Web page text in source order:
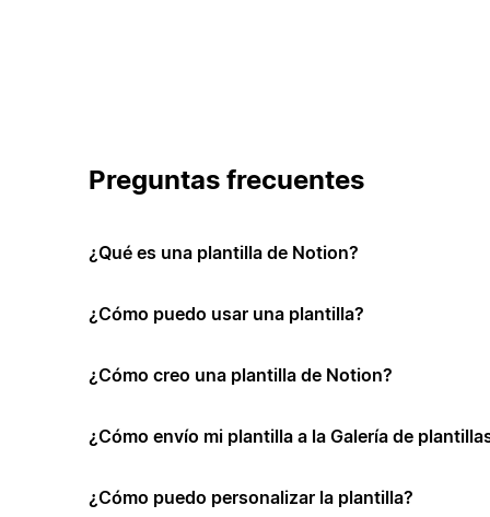
Preguntas frecuentes
¿Qué es una plantilla de Notion?
¿Cómo puedo usar una plantilla?
¿Cómo creo una plantilla de Notion?
¿Cómo envío mi plantilla a la Galería de
¿Cómo puedo personalizar la plantilla?